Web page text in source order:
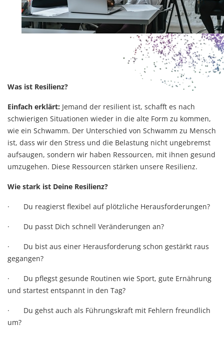
Was ist Resilienz?
Einfach erklärt: Jemand der resilient ist, schafft es nach
schwierigen Situationen wieder in die alte Form zu kommen,
wie ein Schwamm. Der Unterschied von Schwamm zu Mensch
ist, dass wir den Stress und die Belastung nicht ungebremst
aufsaugen, sondern wir haben Ressourcen, mit ihnen gesund
umzugehen. Diese Ressourcen stärken unsere Resilienz.
Wie stark ist Deine Resilienz?
· Du reagierst flexibel auf plötzliche Herausforderungen?
· Du passt Dich schnell Veränderungen an?
·
Du bist aus einer Herausforderung schon gestärkt raus
gegangen?
·
Du pflegst gesunde Routinen wie Sport, gute Ernährung
und startest entspannt in den Tag?
·
Du gehst auch als Führungskraft mit Fehlern freundlich
um?